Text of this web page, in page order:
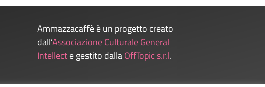
Ammazzacaffè è un progetto creato
dall’Associazione Culturale General
Intellecte gestito dallaOffTopic s.r.l.